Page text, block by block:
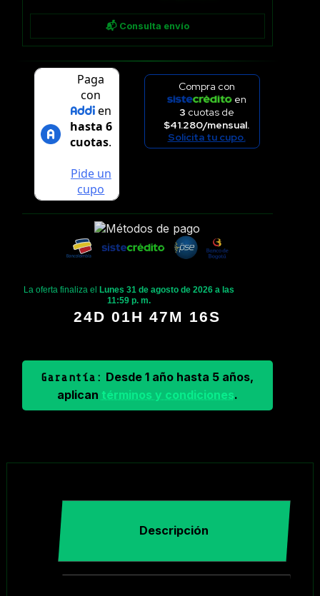
📬 Consulta envío
Compra con
en
3 cuotas de
$41.280/mensual.
Solicita tu cupo.
La oferta finaliza el
Lunes 31 de agosto de 2026 a las
11:59 p. m.
24D 01H 47M 15S
Garantía: Desde 1 año hasta 5 años,
aplican términos y condiciones.
Descripción